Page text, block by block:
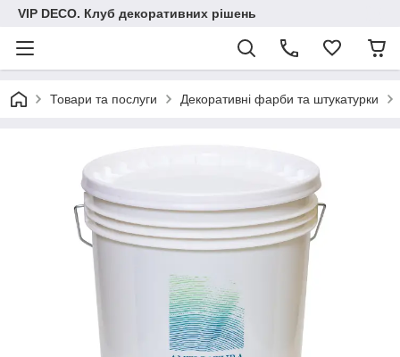
VIP DECO. Клуб декоративних рішень
Товари та послуги Декоративні фарби та штукатурки